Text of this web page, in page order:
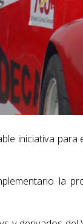
iniciativa
la